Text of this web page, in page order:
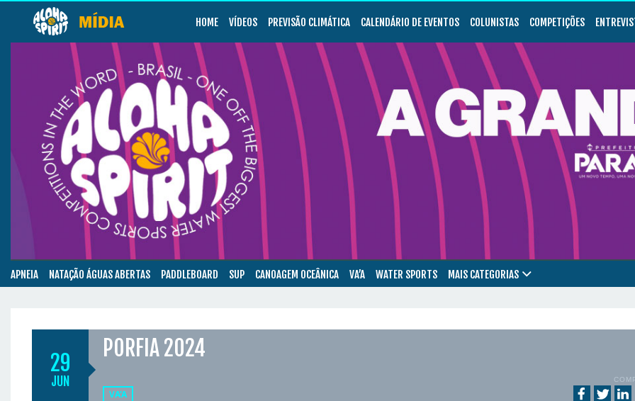
HOME VÍDEOS PREVISÃO CLIMÁTICA CALENDÁRIO DE EVENTOS COLUNISTAS COMPETIÇÕES
APNEIA NATAÇÃO ÁGUAS ABERTAS PADDLEBOARD SUP CANOAGEM OCEÂNICA VA’A WATER SPORTS MAIS CATEGORIAS
29
JUN
PORFIA 2024
VA'A